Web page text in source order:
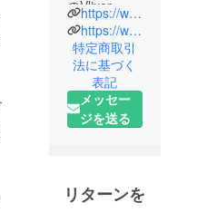
のVliver。
好きなもの
は歌と家主
https://www.youtube.com/@lunya_Ux_xU
https://web.iriam.app/s/user/f60TVl37oB?uuid=a6f6396f
特定商取引
法に基づく
表記
メッセー
ジを送る
リターンを